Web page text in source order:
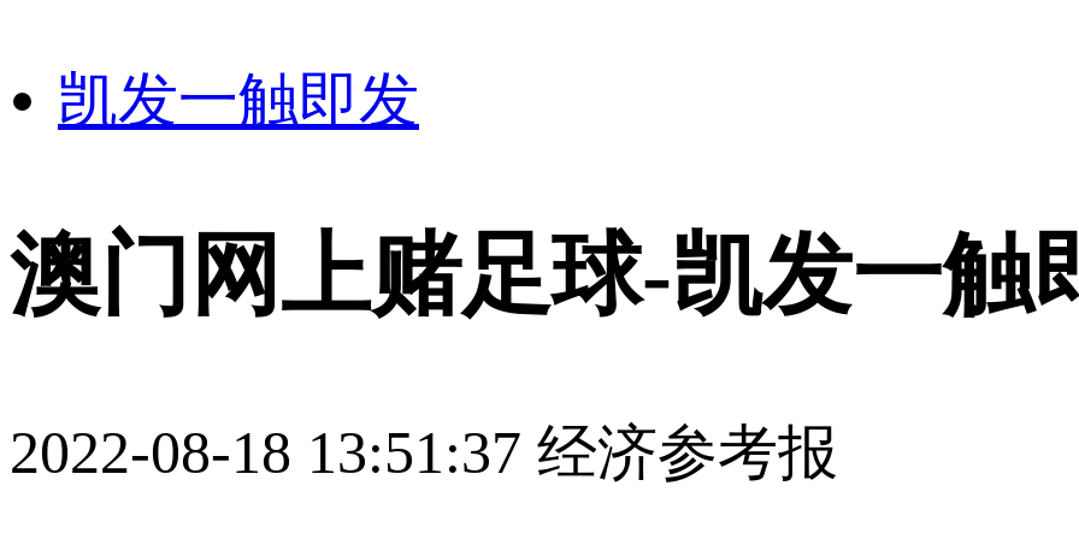
凯发一触即发
澳门网上赌足球-凯发一触
2022-08-18 13:51:37 经济参考报